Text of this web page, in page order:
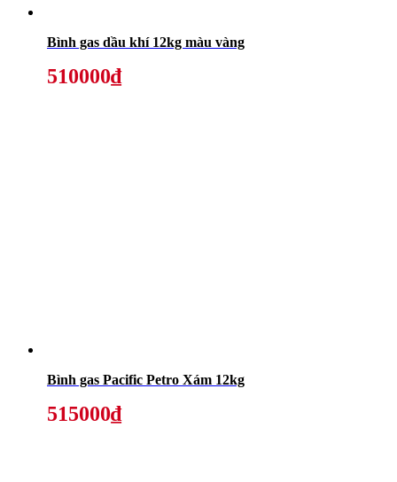
Bình gas dầu khí 12kg màu vàng
510000₫
Bình gas Pacific Petro Xám 12kg
515000₫